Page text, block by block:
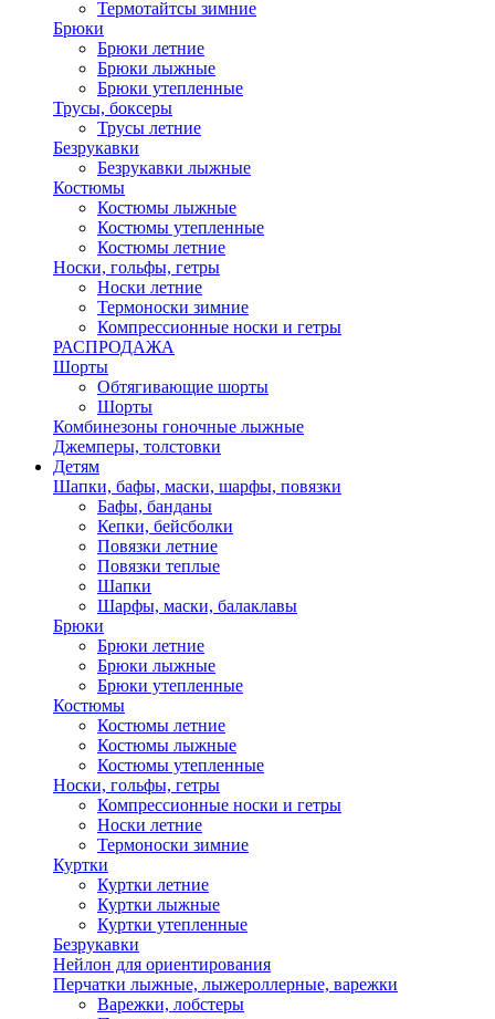
Термотайтсы зимние
Брюки
Брюки летние
Брюки лыжные
Брюки утепленные
Трусы, боксеры
Трусы летние
Безрукавки
Безрукавки лыжные
Костюмы
Костюмы лыжные
Костюмы утепленные
Костюмы летние
Носки, гольфы, гетры
Носки летние
Термоноски зимние
Компрессионные носки и гетры
РАСПРОДАЖА
Шорты
Обтягивающие шорты
Шорты
Комбинезоны гоночные лыжные
Джемперы, толстовки
Детям
Шапки, бафы, маски, шарфы, повязки
Бафы, банданы
Кепки, бейсболки
Повязки летние
Повязки теплые
Шапки
Шарфы, маски, балаклавы
Брюки
Брюки летние
Брюки лыжные
Брюки утепленные
Костюмы
Костюмы летние
Костюмы лыжные
Костюмы утепленные
Носки, гольфы, гетры
Компрессионные носки и гетры
Носки летние
Термоноски зимние
Куртки
Куртки летние
Куртки лыжные
Куртки утепленные
Безрукавки
Нейлон для ориентирования
Перчатки лыжные, лыжероллерные, варежки
Варежки, лобстеры